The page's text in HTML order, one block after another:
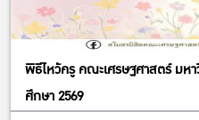
พิธีไหว้ครู คณะเศรษฐศาสตร์ มห
ศึกษา 2569